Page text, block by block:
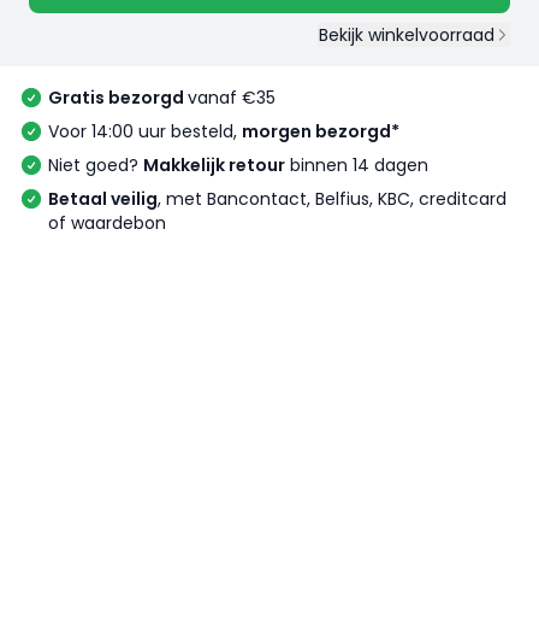
Bekijk winkelvoorraad
Gratis bezorgd vanaf €35
Voor 14:00 uur besteld, morgen bezorgd*
Niet goed? Makkelijk retour binnen 14 dagen
Betaal veilig, met Bancontact, Belfius, KBC, creditcard
of waardebon